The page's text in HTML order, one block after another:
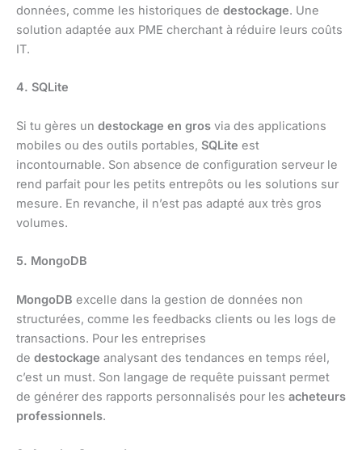
données, comme les historiques de destockage. Une
solution adaptée aux PME cherchant à réduire leurs coûts
IT.
4. SQLite
Si tu gères un destockage en gros via des applications
mobiles ou des outils portables, SQLite est
incontournable. Son absence de configuration serveur le
rend parfait pour les petits entrepôts ou les solutions sur
mesure. En revanche, il n’est pas adapté aux très gros
volumes.
5. MongoDB
MongoDB excelle dans la gestion de données non
structurées, comme les feedbacks clients ou les logs de
transactions. Pour les entreprises
de destockage analysant des tendances en temps réel,
c’est un must. Son langage de requête puissant permet
de générer des rapports personnalisés pour les acheteurs
professionnels.